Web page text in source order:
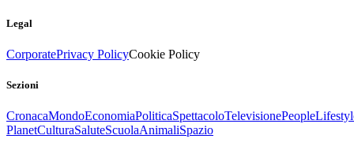
Legal
CorporatePrivacy PolicyCookie Policy
Sezioni
CronacaMondoEconomiaPoliticaSpettacoloTelevisionePeople
PlanetCulturaSaluteScuolaAnimaliSpazio